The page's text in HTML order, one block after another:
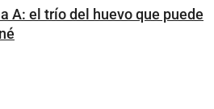
A: el trío del huevo que puede